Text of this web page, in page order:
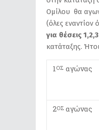
Ομίλου θα
(όλες εναντίον
για θέσεις 1,2,3
κατάταξης.
1ΟΣ αγώνας
2ΟΣ αγώνας